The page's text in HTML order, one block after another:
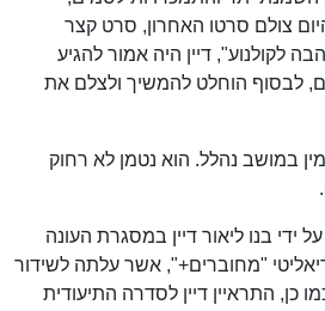
צולם סרטו האחרון, סרט קצר
לקולנוע", דיין היה אמור להגיע
לבסוף הוחלט להמשיך ולצלם את
במושב נהלל. הוא נטמן לא רחוק
ידי בנו ליאור דיין במסגרת העונה
"מחוברים+", אשר עלתה לשידור
3 בנובמבר 2014. כמו כן, התראיין דיין לסדרה התיעודית